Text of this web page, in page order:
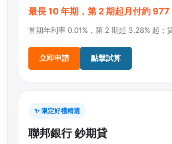
最長 10 年期，第 2 期起月付約 977
首期年利率 0.01%，第 2 期起 3.28% 起；
立即申請 點擊試算
✨ 限定好禮精選
聯邦銀行 鈔期貸